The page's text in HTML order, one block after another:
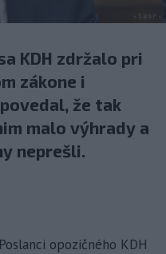
KDH zdržalo pri
zákone i
že tak
malo výhrady a
neprešli.
opozičného KDH